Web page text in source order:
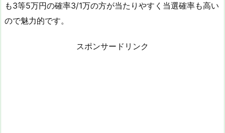
も3等5万円の確率3/1万の方が当たりやすく当選確率も高い
ので魅力的です。
スポンサードリンク